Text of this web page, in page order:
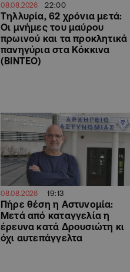
08.08.2026 22:00
Τηλλυρία, 62 χρόνια μετά:
Οι μνήμες του μαύρου
πρωινού και τα προκλητικά
πανηγύρια στα Κόκκινα
(ΒΙΝΤΕΟ)
08.08.2026 19:13
Πήρε θέση η Αστυνομία:
Μετά από καταγγελία η
έρευνα κατά Δρουσιώτη κι
όχι αυτεπάγγελτα